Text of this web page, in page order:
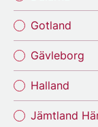
Gotland
Gävleborg
Halland
Jämtland